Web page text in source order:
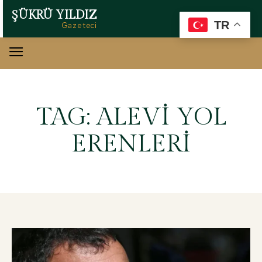
ŞÜKRÜ YILDIZ
Gazeteci
TAG:ALEVI YOL
ERENLERI
TR